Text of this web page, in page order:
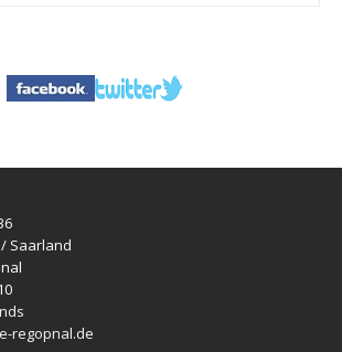
Saarland
regopnal.de